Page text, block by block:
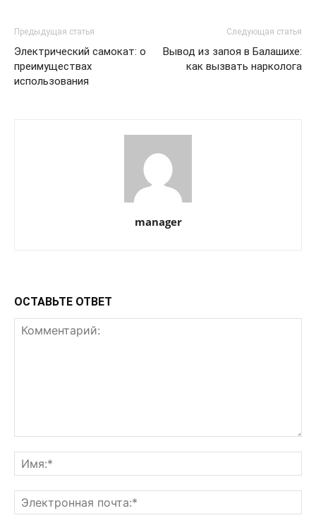
Предыдущая статья
Электрический самокат: о
преимуществах
использования
Следующая статья
Вывод из запоя в Балашихе:
как вызвать нарколога
manager
ОСТАВЬТЕ ОТВЕТ